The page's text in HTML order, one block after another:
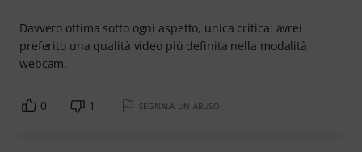
Davvero ottima sotto ogni aspetto, unica critica: avrei
preferito una qualità video più definita nella modalità
webcam.
0 1 SEGNALA UN ABUSO